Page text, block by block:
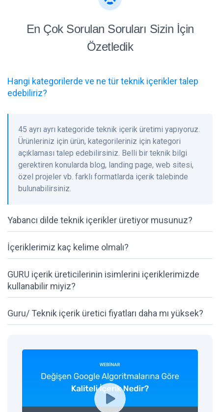
En Çok Sorulan Soruları Sizin İçin
Özetledik
Hangi kategorilerde ve ne tür teknik içerikler talep
edebiliriz?
45 ayrı ayrı kategoride teknik içerik üretimi yapıyoruz.
Ürünleriniz için ürün, kategorileriniz için kategori
açıklaması talep edebilirsiniz. Belli bir teknik bilgi
gerektiren konularda blog, landing page, web sitesi,
özel projeler vb. farklı formatlarda içerik talebinde
bulunabilirsiniz.
Yabancı dilde teknik içerikler üretiyor musunuz?
İçeriklerimiz kaç kelime olmalı?
GURU içerik üreticilerinin isimlerini içeriklerimizde
kullanabilir miyiz?
Guru/ Teknik içerik üretici fiyatları daha mı yüksek?